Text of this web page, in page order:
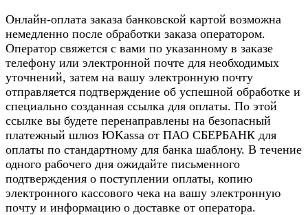
Онлайн-оплата заказа банковской картой возможна
немедленно после обработки заказа оператором.
Оператор свяжется с вами по указанному в заказе
телефону или электронной почте для необходимых
уточнений, затем на вашу электронную почту
отправляется подтверждение об успешной обработке и
специально созданная ссылка для оплаты. По этой
ссылке вы будете перенаправлены на безопасный
платежный шлюз ЮKassa от ПАО СБЕРБАНК для
оплаты по стандартному для банка шаблону. В течение
одного рабочего дня ожидайте письменного
подтверждения о поступлении оплаты, копию
электронного кассового чека на вашу электронную
почту и информацию о доставке от оператора.